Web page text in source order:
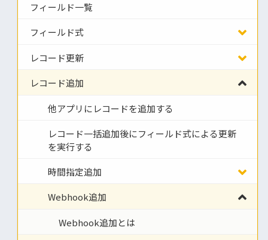
フィールド一覧
フィールド式
レコード更新
レコード追加
他アプリにレコードを追加する
レコード一括追加後にフィールド式による更新
を実行する
時間指定追加
Webhook追加
Webhook追加とは